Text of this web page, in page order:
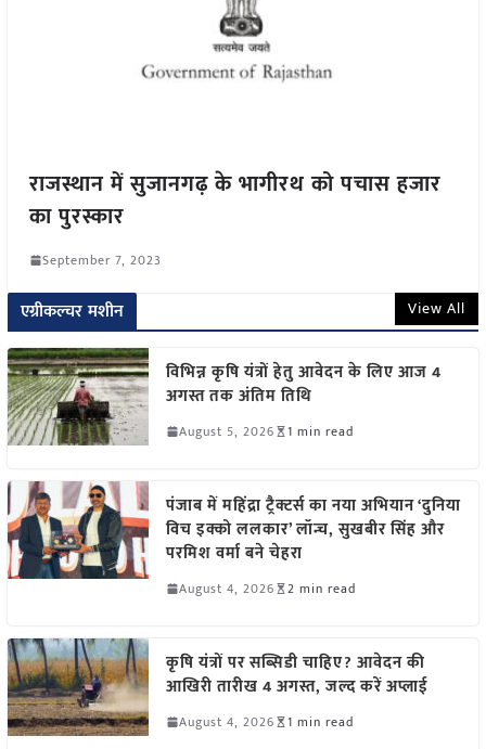
राजस्थान में सुजानगढ़ के भागीरथ को पचास हजार
का पुरस्कार
September 7, 2023
एग्रीकल्चर मशीन View All
विभिन्न कृषि यंत्रों हेतु आवेदन के लिए आज 4
अगस्त तक अंतिम तिथि
August 5, 2026 1 min read
पंजाब में महिंद्रा ट्रैक्टर्स का नया अभियान ‘दुनिया
विच इक्को ललकार’ लॉन्च, सुखबीर सिंह और
परमिश वर्मा बने चेहरा
August 4, 2026 2 min read
कृषि यंत्रों पर सब्सिडी चाहिए? आवेदन की
आखिरी तारीख 4 अगस्त, जल्द करें अप्लाई
August 4, 2026 1 min read